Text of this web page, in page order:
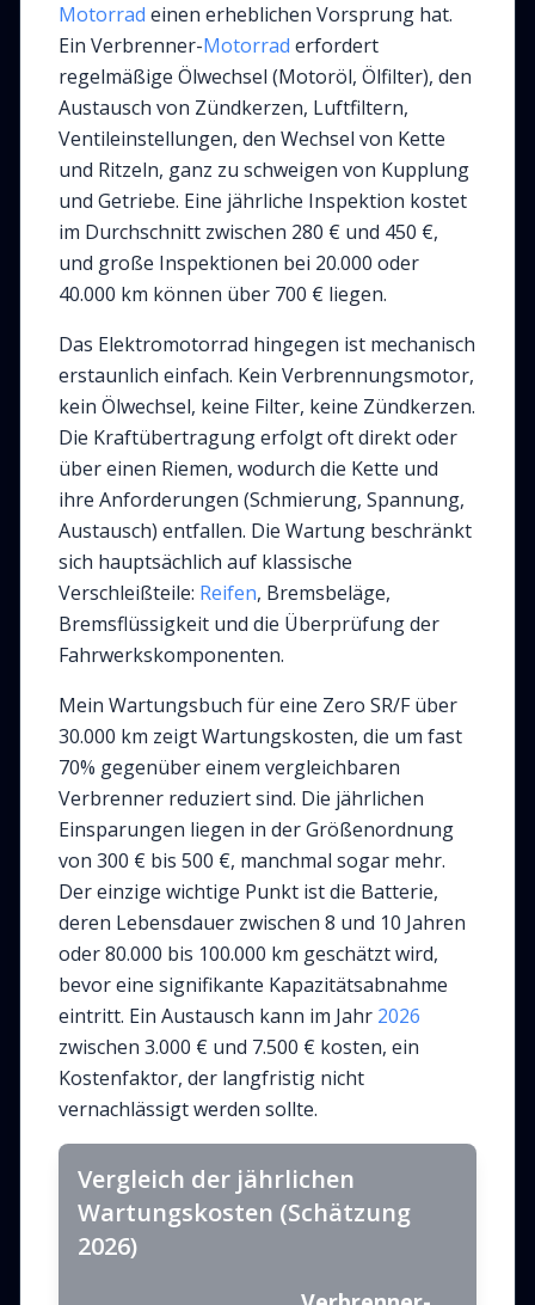
Motorrad einen erheblichen Vorsprung hat.
Ein Verbrenner-Motorrad erfordert
regelmäßige Ölwechsel (Motoröl, Ölfilter), den
Austausch von Zündkerzen, Luftfiltern,
Ventileinstellungen, den Wechsel von Kette
und Ritzeln, ganz zu schweigen von Kupplung
und Getriebe. Eine jährliche Inspektion kostet
im Durchschnitt zwischen 280 € und 450 €,
und große Inspektionen bei 20.000 oder
40.000 km können über 700 € liegen.
Das Elektromotorrad hingegen ist mechanisch
erstaunlich einfach. Kein Verbrennungsmotor,
kein Ölwechsel, keine Filter, keine Zündkerzen.
Die Kraftübertragung erfolgt oft direkt oder
über einen Riemen, wodurch die Kette und
ihre Anforderungen (Schmierung, Spannung,
Austausch) entfallen. Die Wartung beschränkt
sich hauptsächlich auf klassische
Verschleißteile: Reifen, Bremsbeläge,
Bremsflüssigkeit und die Überprüfung der
Fahrwerkskomponenten.
Mein Wartungsbuch für eine Zero SR/F über
30.000 km zeigt Wartungskosten, die um fast
70% gegenüber einem vergleichbaren
Verbrenner reduziert sind. Die jährlichen
Einsparungen liegen in der Größenordnung
von 300 € bis 500 €, manchmal sogar mehr.
Der einzige wichtige Punkt ist die Batterie,
deren Lebensdauer zwischen 8 und 10 Jahren
oder 80.000 bis 100.000 km geschätzt wird,
bevor eine signifikante Kapazitätsabnahme
eintritt. Ein Austausch kann im Jahr 2026
zwischen 3.000 € und 7.500 € kosten, ein
Kostenfaktor, der langfristig nicht
vernachlässigt werden sollte.
Vergleich der jährlichen
Wartungskosten (Schätzung
2026)